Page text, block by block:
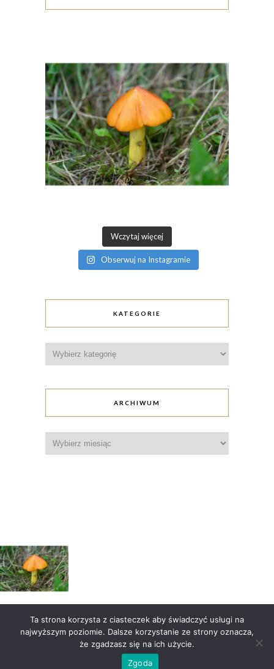
Wczytaj więcej
Obserwuj na Instagramie
KATEGORIE
ARCHIWUM
Wczytaj więcej Obserwuj na Instagramie
Pieprznik 2016-2025 – wszystkie prawa zastrzeżone
Ta strona korzysta z ciasteczek aby świadczyć usługi na
najwyższym poziomie. Dalsze korzystanie ze strony oznacza,
że zgadzasz się na ich użycie.
Zgoda